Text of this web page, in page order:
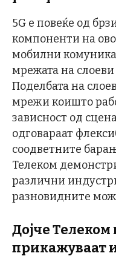
5G е повеќе од
компоненти на
мобилни
мрежата на
Поделбата на
мрежи коишто
зависност од
одговараат
соодветните
Телеком
различни
разновидните
Дојче Телеком
прикажуваат